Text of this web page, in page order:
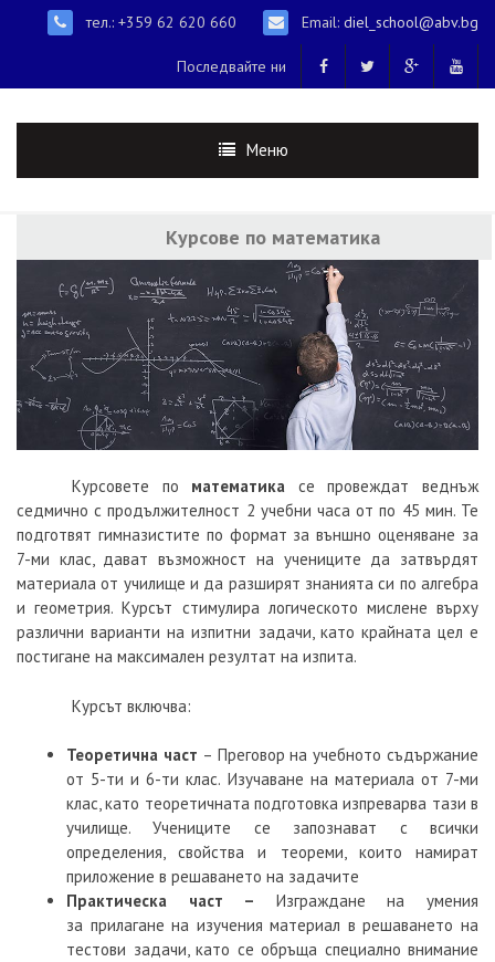
тел.: +359 62 620 660 Email: diel_school@abv.bg
Последвайте ни
Меню
Курсове по математика
Курсовете по математика се провеждат веднъж
седмично с продължителност 2 учебни часа от по 45 мин. Те
подготвят гимназистите по формат за външно оценяване за
7-ми клас, дават възможност на учениците да затвърдят
материала от училище и да разширят знанията си по алгебра
и геометрия. Курсът стимулира логическото мислене върху
различни варианти на изпитни задачи, като крайната цел е
постигане на максимален резултат на изпита.
Курсът включва:
Теоретична част – Преговор на учебното съдържание
от 5-ти и 6-ти клас. Изучаване на материала от 7-ми
клас, като теоретичната подготовка изпреварва тази в
училище. Учениците се запознават с всички
определения, свойства и теореми, които намират
приложение в решаването на задачите
Практическа част – Изграждане на умения
за прилагане на изучения материал в решаването на
тестови задачи, като се обръща специално внимание